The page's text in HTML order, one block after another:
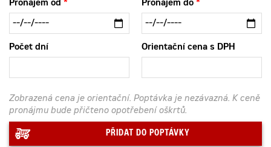
Pronájem od Pronájem do
Počet dní Orientační cena s DPH
Zobrazená cena je orientační. Poptávka je nezávazná. K ceně
pronájmu bude přičteno opotřebení oškrtů.
PŘIDAT DO POPTÁVKY